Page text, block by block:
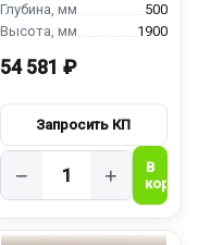
500
1900
54 581 ₽
− +